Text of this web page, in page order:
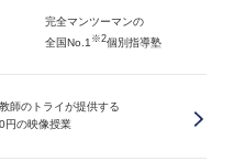
完全マンツーマンの
全国No.1 ※2個別指導塾
師のトライが提供する
円の映像授業